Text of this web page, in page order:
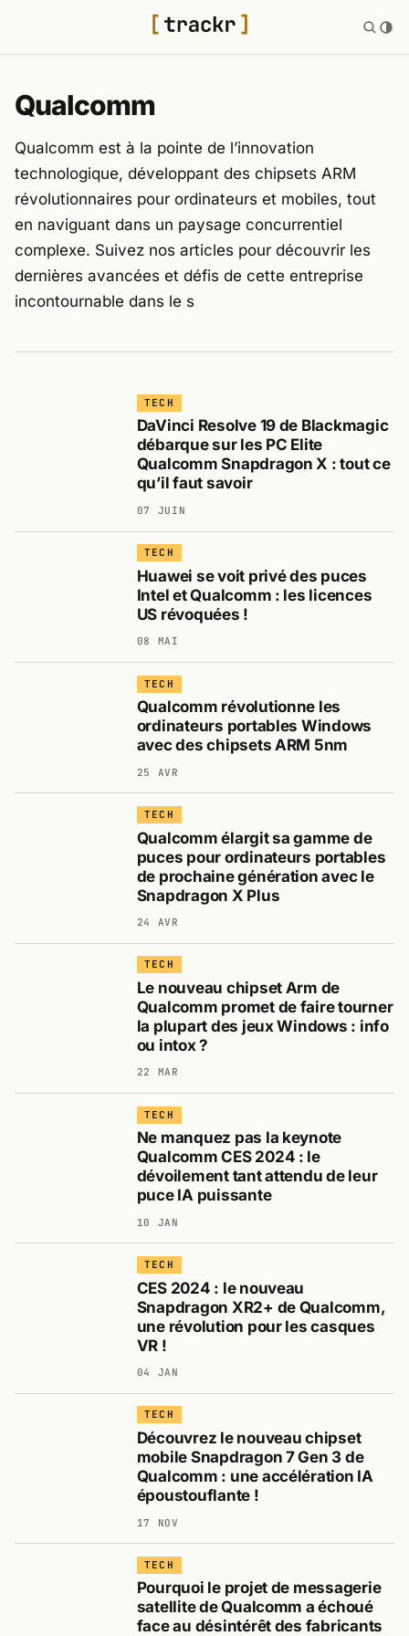
Qualcomm
Qualcomm est à la pointe de l’innovation
technologique, développant des chipsets ARM
révolutionnaires pour ordinateurs et mobiles, tout
en naviguant dans un paysage concurrentiel
complexe. Suivez nos articles pour découvrir les
dernières avancées et défis de cette entreprise
incontournable dans le s
TECH
DaVinci Resolve 19 de Blackmagic
débarque sur les PC Elite
Qualcomm Snapdragon X : tout ce
qu’il faut savoir
07 JUIN
TECH
Huawei se voit privé des puces
Intel et Qualcomm : les licences
US révoquées !
08 MAI
TECH
Qualcomm révolutionne les
ordinateurs portables Windows
avec des chipsets ARM 5nm
25 AVR
TECH
Qualcomm élargit sa gamme de
puces pour ordinateurs portables
de prochaine génération avec le
Snapdragon X Plus
24 AVR
TECH
Le nouveau chipset Arm de
Qualcomm promet de faire tourner
la plupart des jeux Windows : info
ou intox ?
22 MAR
TECH
Ne manquez pas la keynote
Qualcomm CES 2024 : le
dévoilement tant attendu de leur
puce IA puissante
10 JAN
TECH
CES 2024 : le nouveau
Snapdragon XR2+ de Qualcomm,
une révolution pour les casques
VR !
04 JAN
TECH
Découvrez le nouveau chipset
mobile Snapdragon 7 Gen 3 de
Qualcomm : une accélération IA
époustouflante !
17 NOV
TECH
Pourquoi le projet de messagerie
satellite de Qualcomm a échoué
face au désintérêt des fabricants